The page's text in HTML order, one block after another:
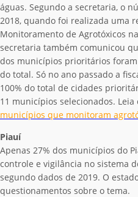
águas. Segundo a secretaria, o
2018, quando foi realizada uma
Monitoramento de Agrotóxicos
secretaria também comunicou
dos municípios prioritários
do total. Só no ano passado a
100% do total de cidades
11 municípios selecionados. Leia
municípios que monitoram
Piauí
Apenas 27% dos municípios do
controle e vigilância no sistema
segundo dados de 2019. O
questionamentos sobre o tema.